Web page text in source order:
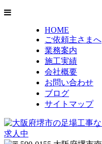
HOME
ご依頼主さまへ
業務案内
施工実績
会社概要
お問い合わせ
ブログ
サイトマップ